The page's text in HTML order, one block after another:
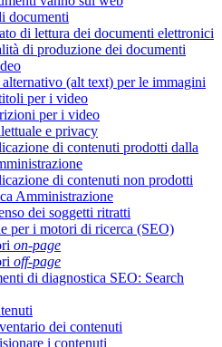
documenti
di lettura dei documenti elettronici
di produzione dei documenti
(alt text) per le immagini
per i video
per i video
e privacy
di contenuti prodotti dalla
di contenuti non prodotti
Amministrazione
dei soggetti ritratti
per i motori di ricerca (SEO)
on-page
off-page
di diagnostica SEO: Search
dei contenuti
i contenuti